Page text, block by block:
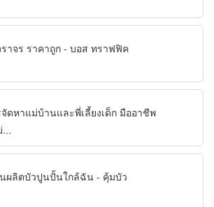
าจร ราคาถูก - บอส ทราฟฟิค
ดหาแม่บ้านและพี่เลี้ยงเด็ก มืออาชีพ
ผลิตบัวปูนปั้นใกล้ฉัน - คุ้มบัว